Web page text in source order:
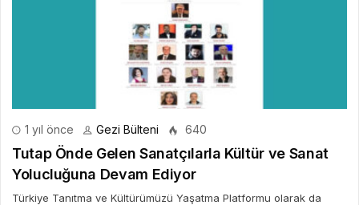
1 yıl önce Gezi Bülteni 640
Tutap Önde Gelen Sanatçılarla Kültür ve Sanat
Yolucluğuna Devam Ediyor
Türkiye Tanıtma ve Kültürümüzü Yaşatma Platformu olarak da